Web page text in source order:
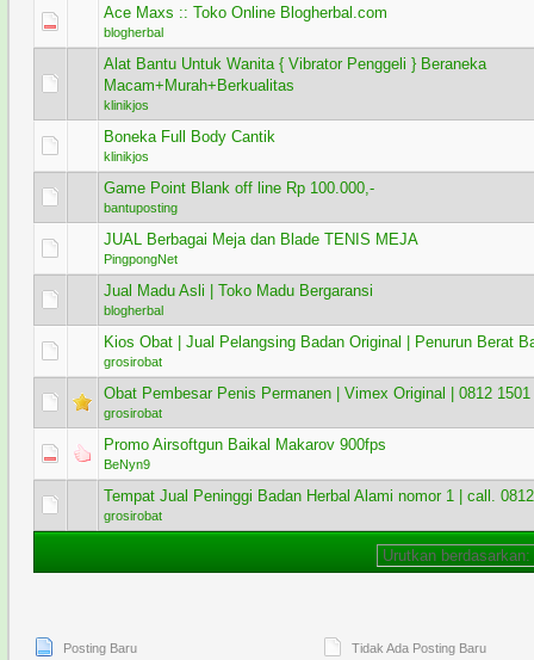
Ace Maxs :: Toko Online Blogherbal.com
blogherbal
0 Voting - 0 dari 5 secara Rata-rata
1 234 5
Alat Bantu Untuk Wanita { Vibrator Penggeli } Beraneka
Macam+Murah+Berkualitas
klinikjos
1 Voting - 5 dari 5 secara Rata-rata
12345
Boneka Full Body Cantik
klinikjos
1 Voting - 5 dari 5 secara Rata-rata
1234
Game Point Blank off line Rp 100.000,-
bantuposting
0 Voting - 0 dari 5 secara Rata-rata
123 45
JUAL Berbagai Meja dan Blade TENIS MEJA
PingpongNet
1 Voting - 5 dari 5 secara Rata-rata
1 234 5
Jual Madu Asli | Toko Madu Bergaransi
blogherbal
0 Voting - 0 dari 5 secara Rata-rata
12345
Kios Obat | Jual Pelangsing Badan Original | Penurun Berat
grosirobat
1 Voting - 5 dari 5 secara Rata-rata
12345
Obat Pembesar Penis Permanen | Vimex Original | 0812 1501
grosirobat
1 Voting - 4 dari 5 secara Rata-rata
12 3 45
Promo Airsoftgun Baikal Makarov 900fps
BeNyn9
0 Voting - 0 dari 5 secara Rata-rata
12345
Tempat Jual Peninggi Badan Herbal Alami nomor 1 | call.
grosirobat
1 Voting - 4 dari 5 secara Rata-rata
12 345
Posting Baru
Tidak Ada Posting Baru